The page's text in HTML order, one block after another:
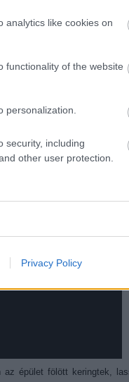
analytics like cookies on
functionality of the website
personalization.
security, including
other user protection.
Privacy Policy
van szó: azok bizony
épület fölött keringtek,